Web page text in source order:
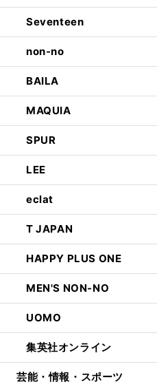
Seventeen
non-no
BAILA
MAQUIA
SPUR
LEE
eclat
T JAPAN
HAPPY PLUS ONE
MEN'S NON-NO
UOMO
集英社オンライン
芸能・情報・スポーツ